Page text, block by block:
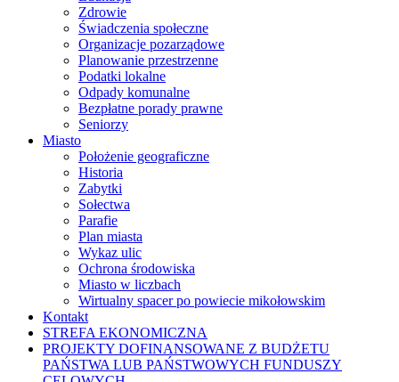
Zdrowie
Świadczenia społeczne
Organizacje pozarządowe
Planowanie przestrzenne
Podatki lokalne
Odpady komunalne
Bezpłatne porady prawne
Seniorzy
Miasto
Położenie geograficzne
Historia
Zabytki
Sołectwa
Parafie
Plan miasta
Wykaz ulic
Ochrona środowiska
Miasto w liczbach
Wirtualny spacer po powiecie mikołowskim
Kontakt
STREFA EKONOMICZNA
PROJEKTY DOFINANSOWANE Z BUDŻETU
PAŃSTWA LUB PAŃSTWOWYCH FUNDUSZY